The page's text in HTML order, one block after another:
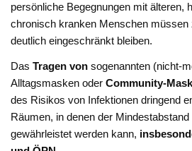
persönliche Begegnungen mit älteren,
chronisch kranken Menschen müssen
deutlich eingeschränkt bleiben.
DasTragen von sogenannten (nicht-
Alltagsmasken oderCommunity-
des Risikos von Infektionen dringend
Räumen, in denen der
gewährleistet werden kann,